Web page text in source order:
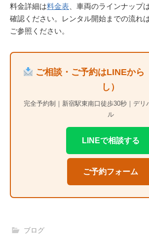
料金詳細は料金表、車両のラインナップ
確認ください。レンタル開始までの流れ
ご参照ください。
ご相談・ご予約はLINEから
し）
完全予約制｜新宿駅東南口徒歩30秒｜デリ
ル
LINEで相談する
ご予約フォーム
ブログ